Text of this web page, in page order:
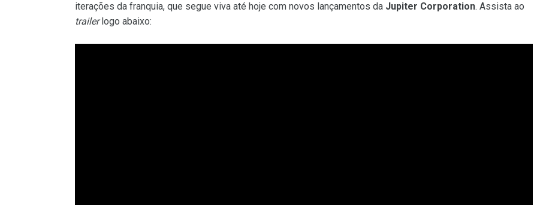
iterações da franquia, que segue viva até hoje com novos lançamentos da Jupiter Corporation. Assista ao
trailerlogo abaixo: